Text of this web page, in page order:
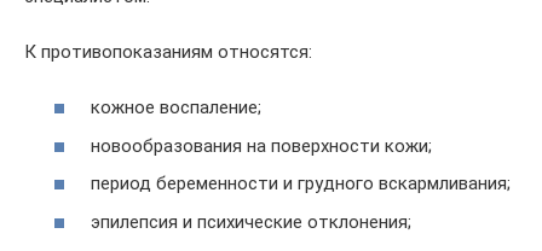
К противопоказаниям относятся:
кожное воспаление;
новообразования на поверхности кожи;
период беременности и грудного вскармливания;
эпилепсия и психические отклонения;